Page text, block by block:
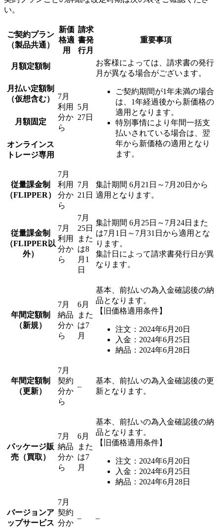
い。
ご契約プラン
（製品共通）
新価
格適
用
請求
書発
行月
重要事項
月額定額制
7月
利用
分か
ら
5月
27日
お客様によっては、請求書の発行
月が異なる場合がございます。
ご契約期間が1年未満の場合
は、1年経過後から新価格の
適用となります。
特別事情により年間一括支
払いされている場合は、翌
年から新価格の適用となり
ます。
月払い定額制
（仮想含む）
月額固定
オンラインス
トレージ専用
従量課金制
（FLIPPER）
7月
利用
分か
ら
7月
21日
集計期間 6月21日～7月20日から
適用となります。
従量課金制
（FLIPPER以
外）
7月
利用
分か
ら
7月
25日
また
は8
月1
日
集計期間 6月25日～7月24日また
は7月1日～7月31日から適用とな
ります。
集計日によって請求書発行日が異
なります。
年間定額制
（新規）
7月
納品
分か
ら
6月
また
は7
月
基本、前払いの為入金確認後の納
品となります。
【旧価格適用条件】
注文：2024年6月20日
入金：2024年6月25日
納品：2024年6月28日
年間定額制
（更新）
7月
契約
分か
ら
–
基本、前払いの為入金確認後の更
新となります。
パッケージ販
売（買取）
7月
納品
分か
ら
6月
また
は7
月
基本、前払いの為入金確認後の納
品となります。
【旧価格適用条件】
注文：2024年6月20日
入金：2024年6月25日
納品：2024年6月28日
バージョンア
ップサービス
7月
契約
分か
– –